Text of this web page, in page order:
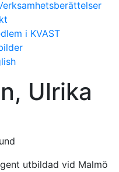
i KVAST
Ulrika
utbildad vid Malmö